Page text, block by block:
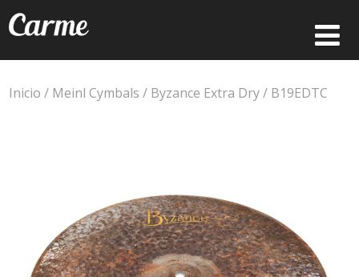
Inicio / Meinl Cymbals / Byzance Extra Dry/ B19EDTC